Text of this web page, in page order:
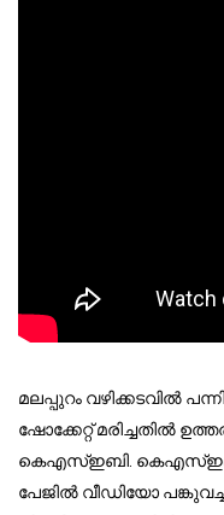
മലപ്പുറം വഴിക്കടവില്‍
ഷോക്കേറ്റ് മരിച്ചതില്‍
കെഎസ്ഇബി.
പേജില്‍ വീഡിയോ